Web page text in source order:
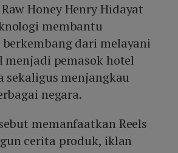
Honey Henry Hidayat
membantu
dari melayani
menjadi pemasok hotel
menjangkau
negara.
memanfaatkan Reels
cerita produk, iklan